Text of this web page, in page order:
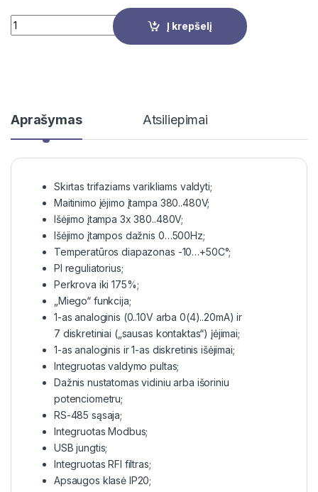
Quantity
Į krepšelį
Aprašymas Atsiliepimai
Skirtas trifaziams varikliams valdyti;
Maitinimo įėjimo įtampa 380..480V;
Išėjimo įtampa 3x 380..480V;
Išėjimo įtampos dažnis 0…500Hz;
Temperatūros diapazonas -10…+50C°;
PI reguliatorius;
Perkrova iki 175%;
„Miego“ funkcija;
1-as analoginis (0..10V arba 0(4)..20mA) ir
7 diskretiniai („sausas kontaktas“) įėjimai;
1-as analoginis ir 1-as diskretinis išėjimai;
Integruotas valdymo pultas;
Dažnis nustatomas vidiniu arba išoriniu
potenciometru;
RS-485 sąsaja;
Integruotas Modbus;
USB jungtis;
Integruotas RFI filtras;
Apsaugos klasė IP20;